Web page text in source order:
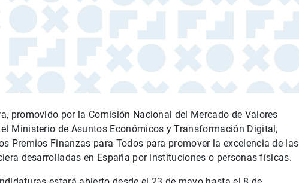
promovido por la Comisión Nacional del Mercado de Valores
el Ministerio de Asuntos Económicos y Transformación Digital,
Premios Finanzas para Todos para promover la excelencia de las
desarrolladas en España por instituciones o personas físicas.